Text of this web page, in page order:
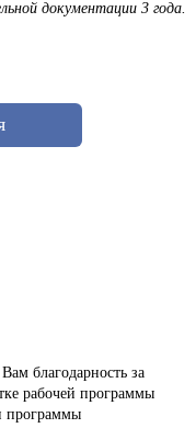
документации 3 года.
благодарность за
рабочей программы
программы